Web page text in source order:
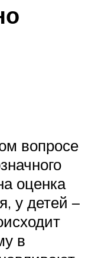
вопросе
оценка
у детей –
в